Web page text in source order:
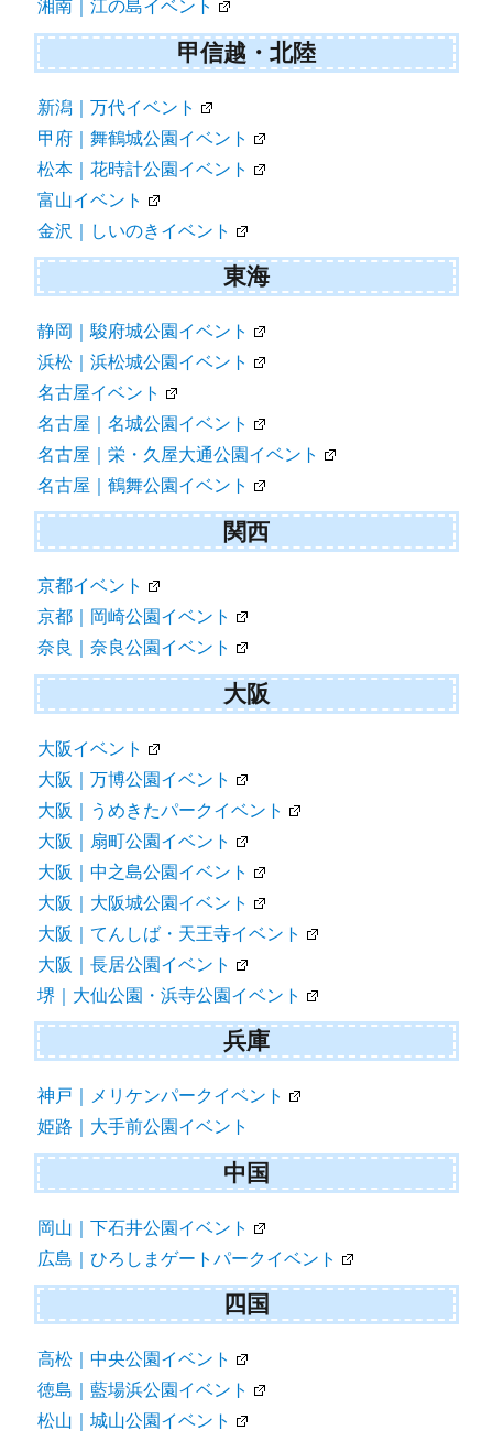
湘南｜江の島イベント
甲信越・北陸
新潟｜万代イベント
甲府｜舞鶴城公園イベント
松本｜花時計公園イベント
富山イベント
金沢｜しいのきイベント
東海
静岡｜駿府城公園イベント
浜松｜浜松城公園イベント
名古屋イベント
名古屋｜名城公園イベント
名古屋｜栄・久屋大通公園イベント
名古屋｜鶴舞公園イベント
関西
京都イベント
京都｜岡崎公園イベント
奈良｜奈良公園イベント
大阪
大阪イベント
大阪｜万博公園イベント
大阪｜うめきたパークイベント
大阪｜扇町公園イベント
大阪｜中之島公園イベント
大阪｜大阪城公園イベント
大阪｜てんしば・天王寺イベント
大阪｜長居公園イベント
堺｜大仙公園・浜寺公園イベント
兵庫
神戸｜メリケンパークイベント
姫路｜大手前公園イベント
中国
岡山｜下石井公園イベント
広島｜ひろしまゲートパークイベント
四国
高松｜中央公園イベント
徳島｜藍場浜公園イベント
松山｜城山公園イベント